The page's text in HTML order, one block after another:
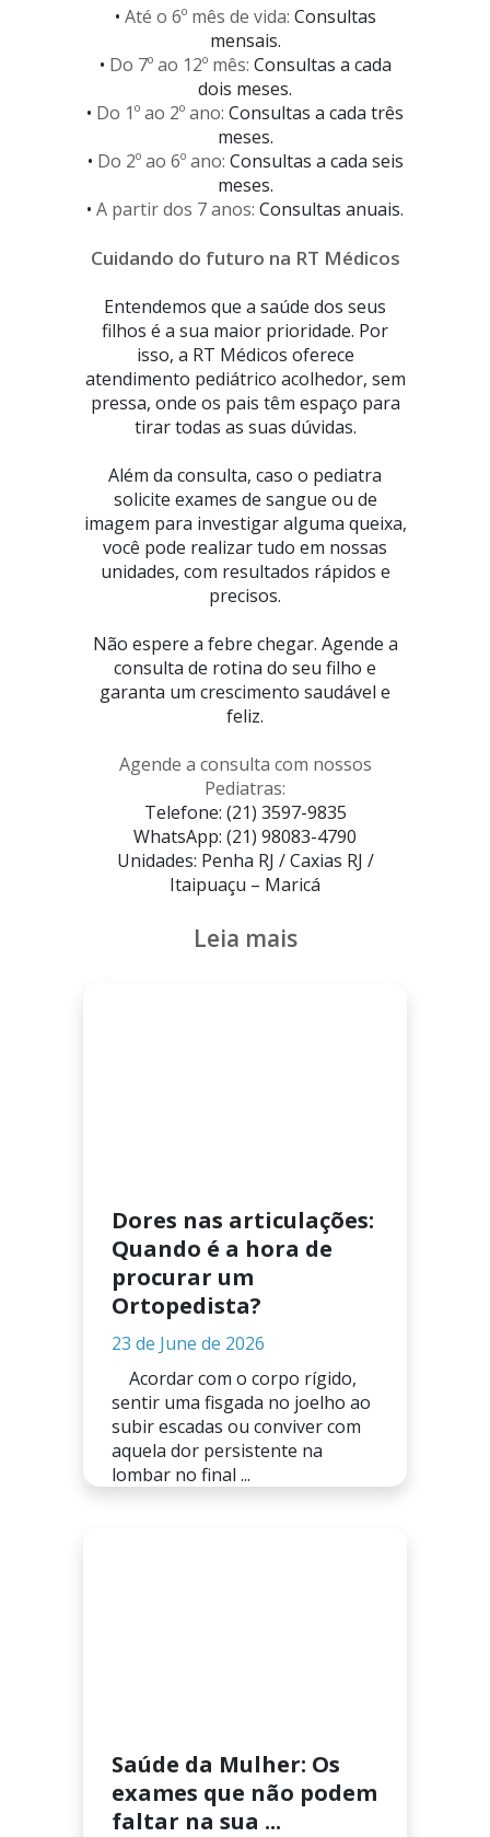
• Até o 6º mês de vida: Consultas
mensais.
• Do 7º ao 12º mês: Consultas a cada
dois meses.
• Do 1º ao 2º ano: Consultas a cada três
meses.
• Do 2º ao 6º ano: Consultas a cada seis
meses.
• A partir dos 7 anos: Consultas anuais.
Cuidando do futuro na RT Médicos
Entendemos que a saúde dos seus
filhos é a sua maior prioridade. Por
isso, a RT Médicos oferece
atendimento pediátrico acolhedor, sem
pressa, onde os pais têm espaço para
tirar todas as suas dúvidas.
Além da consulta, caso o pediatra
solicite exames de sangue ou de
imagem para investigar alguma queixa,
você pode realizar tudo em nossas
unidades, com resultados rápidos e
precisos.
Não espere a febre chegar. Agende a
consulta de rotina do seu filho e
garanta um crescimento saudável e
feliz.
Agende a consulta com nossos
Pediatras:
Telefone: (21) 3597-9835
WhatsApp: (21) 98083-4790
Unidades: Penha RJ / Caxias RJ /
Itaipuaçu – Maricá
Leia mais
Dores nas articulações:
Quando é a hora de
procurar um
Ortopedista?
23 de June de 2026
Acordar com o corpo rígido,
sentir uma fisgada no joelho ao
subir escadas ou conviver com
aquela dor persistente na
lombar no final ...
Saúde da Mulher: Os
exames que não podem
faltar na sua ...